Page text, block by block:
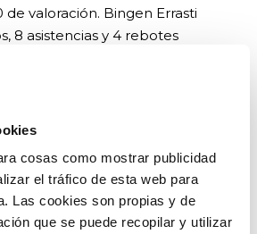
cosas como mostrar publicidad
el tráfico de esta web para
Las cookies son propias y de
que se puede recopilar y utilizar
de valoración. Bingen Errasti
8 asistencias y 4 rebotes
contra el Real Betis
113). La fase final del
España Junior se juega en
abril al 4 de mayo.